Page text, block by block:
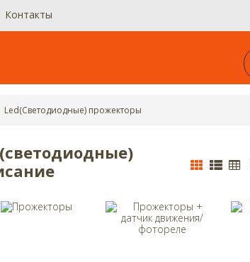
Контакты
Led(Светодиодные) прожекторы